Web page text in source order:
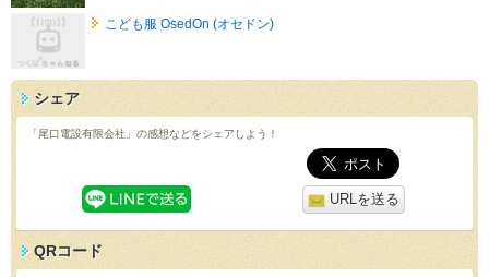
こども服 OsedOn (オセドン)
シェア
「尾口電設有限会社」の感想などをシェアしよう！
URLを送る
QRコード